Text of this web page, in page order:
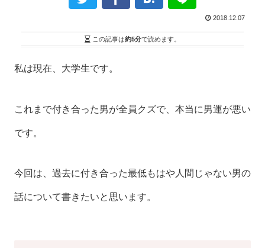
2018.12.07
この記事は約5分で読めます。
私は現在、大学生です。
これまで付き合った男が全員クズで、本当に男運が悪い
です。
今回は、過去に付き合った最低もはや人間じゃない男の
話について書きたいと思います。